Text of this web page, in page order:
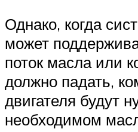
Однако, когда
может
поток масла или
должно падать,
двигателя будут
необходимом